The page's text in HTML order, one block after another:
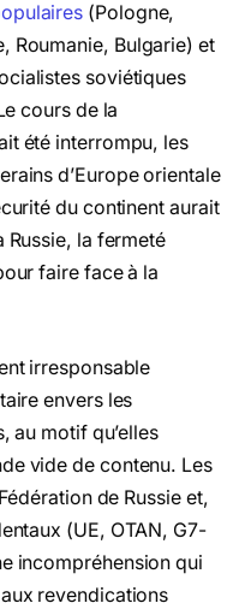
(Pologne,
Roumanie, Bulgarie) et
soviétiques
cours de la
été interrompu, les
d’Europe orientale
du continent aurait
Russie, la fermeté
faire face à la
irresponsable
envers les
au motif qu’elles
vide de contenu. Les
de Russie et,
(UE, OTAN, G7-
incompréhension qui
revendications